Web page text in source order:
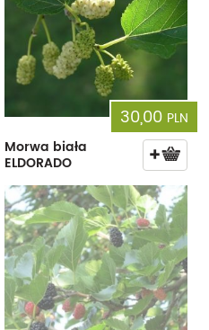
30,00 PLN
Morwa biała
ELDORADO